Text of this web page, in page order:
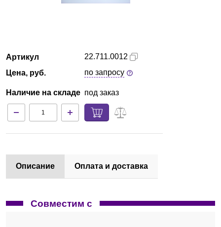
Партнеры
Технический сервис
Артикул
Цена, руб.
Наличие на складе
22.711.0012
по запросу
под заказ
Описание Оплата и доставка
Совместим с